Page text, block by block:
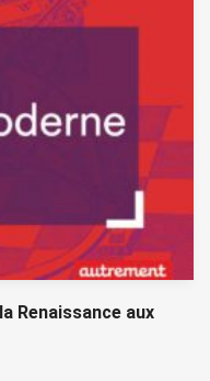
Renaissance aux